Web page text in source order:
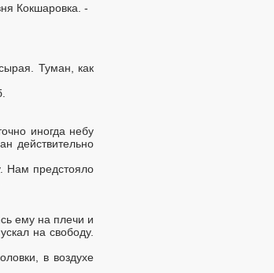
Кокшаровка. -
Туман, как
иногда небу
действительно
Нам предстояло
ему на плечи и
на свободу.
в воздухе